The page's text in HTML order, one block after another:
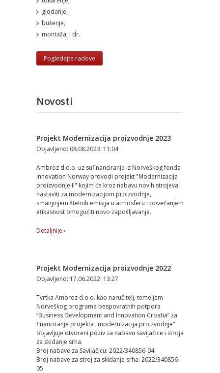
glodanje,
bušenje,
montaža, i dr.
Pogledajte radove
Novosti
Projekt Modernizacija proizvodnje 2023
Objavljeno: 08.08.2023. 11:04
Ambroz d.o.o. uz sufinanciranje iz Norveškog fonda
Innovation Norway provodi projekt "Modernizacija
proizvodnje II" kojim će kroz nabavu novih strojeva
nastaviti za modernizacijom proizvodnje,
smanjinjem štetnih emisija u atmosferu i povećanjem
efikasnost omogućiti novo zapošljavanje.
Detaljnije ›
Projekt Modernizacija proizvodnje 2022
Objavljeno: 17.06.2022. 13:27
Tvrtka Ambroz d.o.o. kao naručitelj, temeljem
Norveškog programa bespovratnih potpora
“Business Development and Innovation Croatia” za
financiranje projekta „modernizacija proizvodnje“
objavljuje otvoreni poziv za nabavu savijačice i stroja
za skidanje srha.
Broj nabave za Savijačicu: 2022/340856-04
Broj nabave za stroj za skidanje srha: 2022/340856-
05